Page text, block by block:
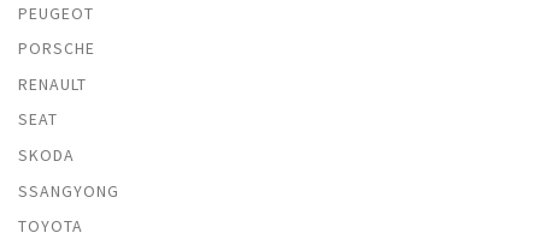
PEUGEOT
PORSCHE
RENAULT
SEAT
SKODA
SSANGYONG
TOYOTA